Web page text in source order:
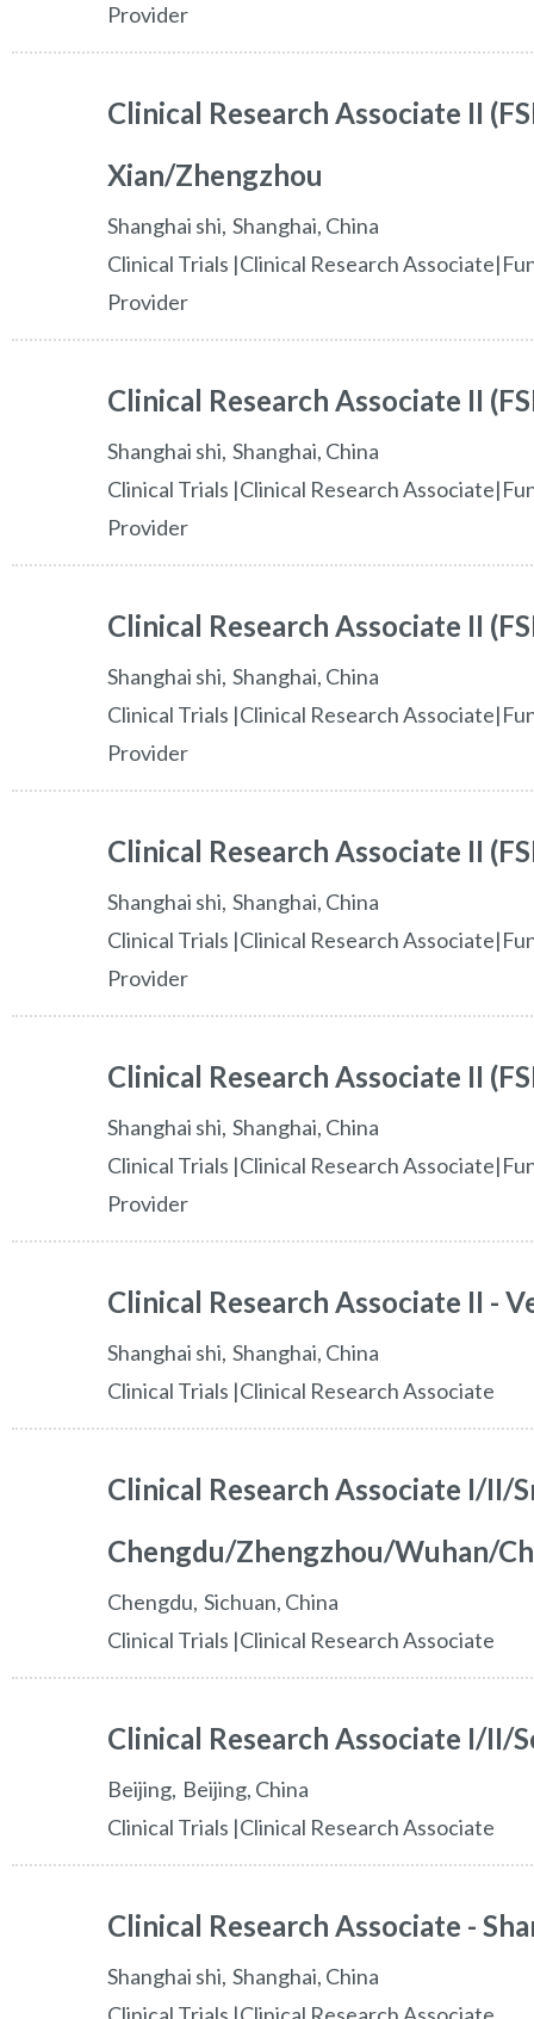
Provider
Clinical Research Associate II
Xian/Zhengzhou
shanghai shi Shanghai, China
Clinical Trials |Clinical Research
Provider
Clinical Research Associate II
shanghai shi Shanghai, China
Clinical Trials |Clinical Research
Provider
Clinical Research Associate II
shanghai shi Shanghai, China
Clinical Trials |Clinical Research
Provider
Clinical Research Associate II
shanghai shi Shanghai, China
Clinical Trials |Clinical Research
Provider
Clinical Research Associate II
shanghai shi Shanghai, China
Clinical Trials |Clinical Research
Provider
Clinical Research Associate II -
shanghai shi Shanghai, China
Clinical Trials |Clinical Research Associate
Clinical Research Associate I/II/
Chengdu/Zhengzhou/Wuhan/
chengdu Sichuan, China
Clinical Trials |Clinical Research Associate
Clinical Research Associate I/II/
beijing Beijing, China
Clinical Trials |Clinical Research Associate
Clinical Research Associate -
shanghai shi Shanghai, China